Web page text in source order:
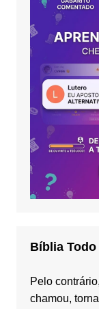
Bíblia Todo
Pelo
chamou,